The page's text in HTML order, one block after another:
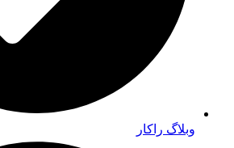
وبلاگ راکار